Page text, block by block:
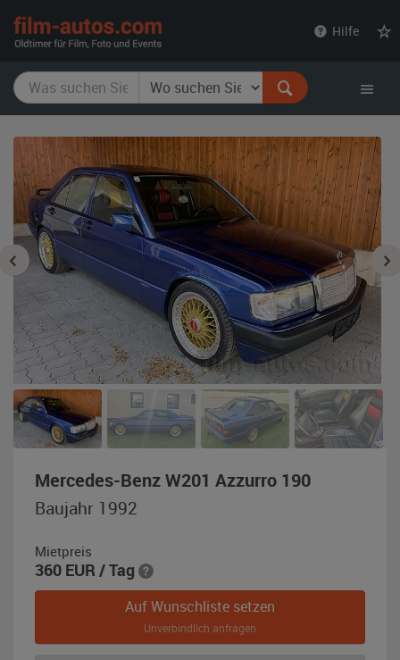
Hilfe
Mercedes-Benz W201 Azzurro 190,
Baujahr 1992
Mietpreis
360 EUR / Tag
Auf Wunschliste setzen
Unverbindlich anfragen